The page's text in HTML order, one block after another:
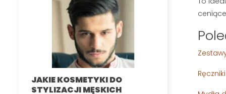
JAKIE KOSMETYKI DO
STYLIZACJI MĘSKICH
MĘSKA
INTYMNYCH